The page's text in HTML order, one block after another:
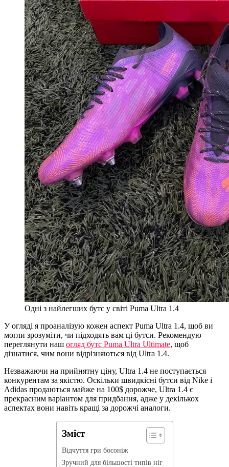
Одні з найлегших бутс у світі Puma Ultra 1.4
У огляді я проаналізую кожен аспект Puma Ultra 1.4, щоб ви
могли зрозуміти, чи підходять вам ці бутси. Рекомендую
переглянути наш огляд бутс Puma Ultra Ultimate, щоб
дізнатися, чим вони відрізняються від Ultra 1.4.
Незважаючи на прийнятну ціну, Ultra 1.4 не поступається
конкурентам за якістю. Оскільки швидкісні бутси від Nike і
Adidas продаються майже на 100$ дорожче, Ultra 1.4 є
прекрасним варіантом для придбання, адже у декількох
аспектах вони навіть кращі за дорожчі аналоги.
Зміст
Відчуття гри босоніж
Зручний для більшості типів ніг